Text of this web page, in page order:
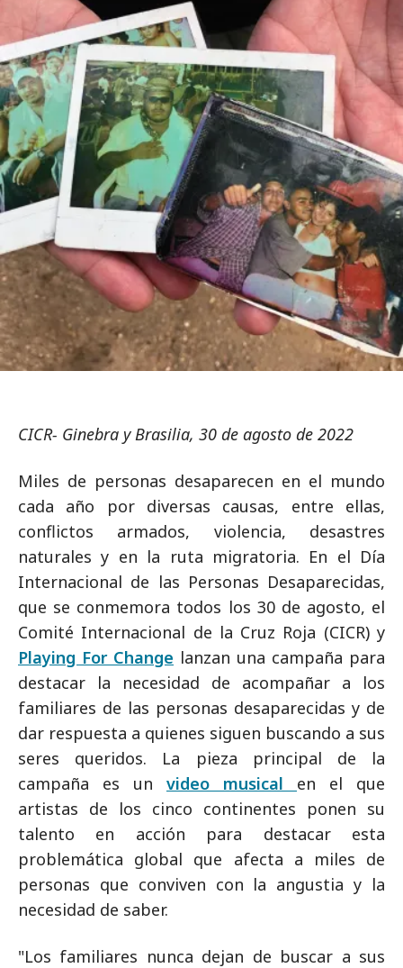
CICR- Ginebra y Brasilia, 30 de agosto de 2022
Miles de personas desaparecen en el mundo
cada año por diversas causas, entre ellas,
conflictos armados, violencia, desastres
naturales y en la ruta migratoria. En el Día
Internacional de las Personas Desaparecidas,
que se conmemora todos los 30 de agosto, el
Comité Internacional de la Cruz Roja (CICR) y
Playing For Change lanzan una campaña para
destacar la necesidad de acompañar a los
familiares de las personas desaparecidas y de
dar respuesta a quienes siguen buscando a sus
seres queridos. La pieza principal de la
campaña es un video musical en el que
artistas de los cinco continentes ponen su
talento en acción para destacar esta
problemática global que afecta a miles de
personas que conviven con la angustia y la
necesidad de saber.
"Los familiares nunca dejan de buscar a sus